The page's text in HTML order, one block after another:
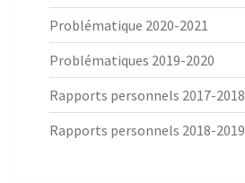
Problématique 2020-2021
Problématiques 2019-2020
Rapports personnels 2017-2018
Rapports personnels 2018-2019